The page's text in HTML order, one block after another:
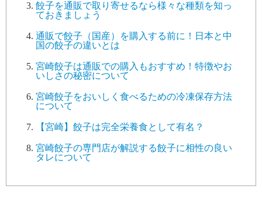
餃子を通販で取り寄せるなら様々な種類を知っ
ておきましょう
通販で餃子（国産）を購入する前に！日本と中
国の餃子の違いとは
宮崎餃子は通販での購入もおすすめ！特徴やお
いしさの秘密について
宮崎餃子をおいしく食べるための冷凍保存方法
について
【宮崎】餃子は完全栄養食として有名？
宮崎餃子の専門店が解説する餃子に相性の良い
タレについて